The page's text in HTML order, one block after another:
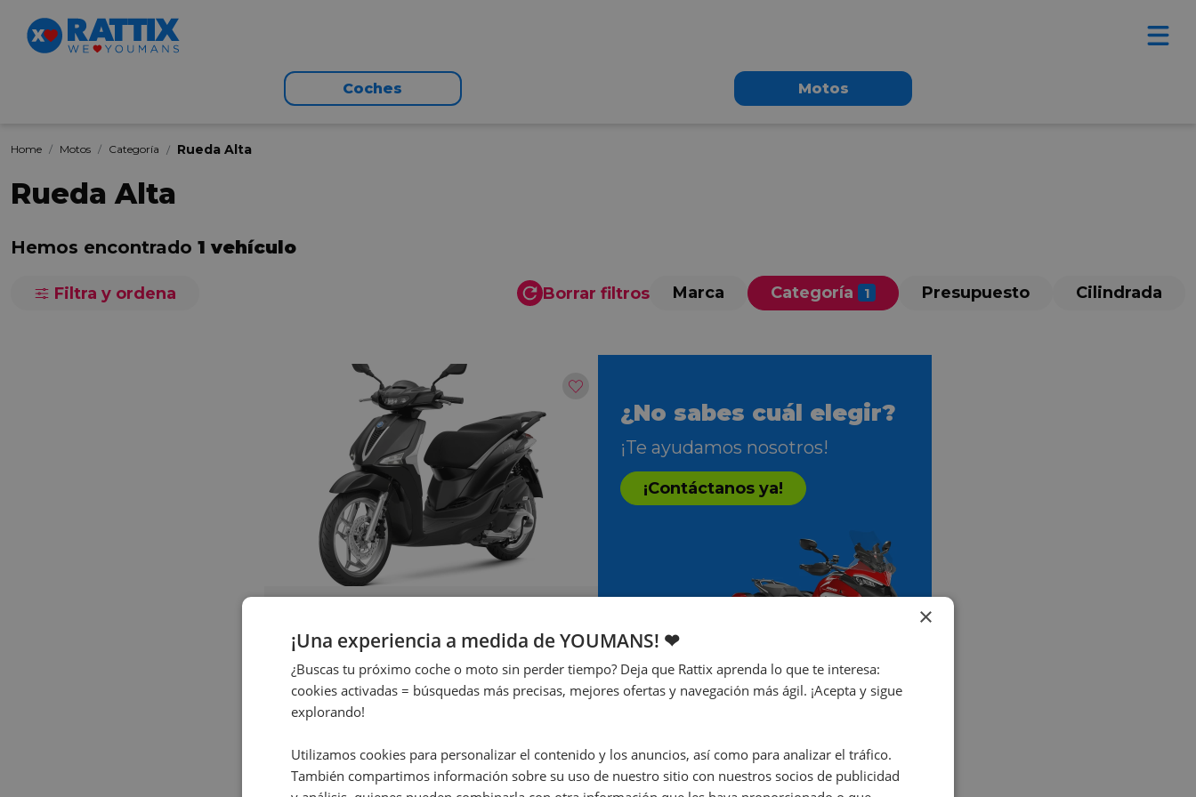
Coches Motos
Home Motos Categoría Rueda Alta
Rueda Alta
Hemos encontrado 1 vehículo
Filtra y ordena Borrar filtros Marca Categoría Presupuesto Cilindrada
PIAGGIO Liberty 50 4T
S 3v ie my25
2.750
¿No sabes cuál elegir?
¡Te ayudamos nosotros!
¡Contáctanos ya!
×
¡Una experiencia a medida de YOUMANS! ❤
¿Buscas tu próximo coche o moto sin perder tiempo? Deja que Rattix aprenda lo que te interesa:
cookies activadas = búsquedas más precisas, mejores ofertas y navegación más ágil. ¡Acepta y sigue
explorando!
Utilizamos cookies para personalizar el contenido y los anuncios, así como para analizar el tráfico.
También compartimos información sobre su uso de nuestro sitio con nuestros socios de publicidad